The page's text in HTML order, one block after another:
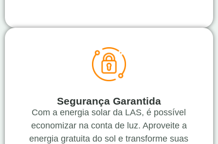
Segurança Garantida
Com a energia solar da LAS, é possível
economizar na conta de luz. Aproveite a
energia gratuita do sol e transforme suas